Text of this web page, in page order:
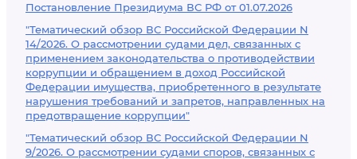
Постановление Президиума ВС РФ от 01.07.2026
"Тематический обзор ВС Российской Федерации N
14/2026. О рассмотрении судами дел, связанных с
применением законодательства о противодействии
коррупции и обращением в доход Российской
Федерации имущества, приобретенного в результате
нарушения требований и запретов, направленных на
предотвращение коррупции"
"Тематический обзор ВС Российской Федерации N
9/2026. О рассмотрении судами споров, связанных с